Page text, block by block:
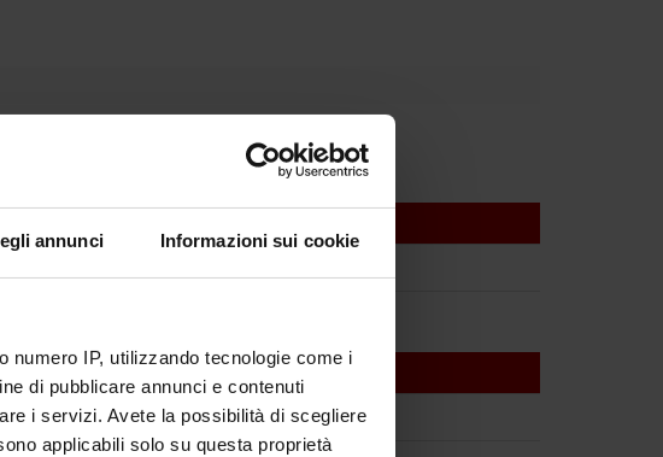
annunci Informazioni sui cookie
IP, utilizzando tecnologie come i
di pubblicare annunci e contenuti
i servizi. Avete la possibilità di scegliere
applicabili solo su questa proprietà